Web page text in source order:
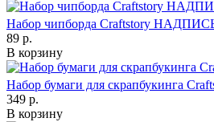
Набор чипборда Craftstory
89 р.
В корзину
Набор бумаги для
349 р.
В корзину